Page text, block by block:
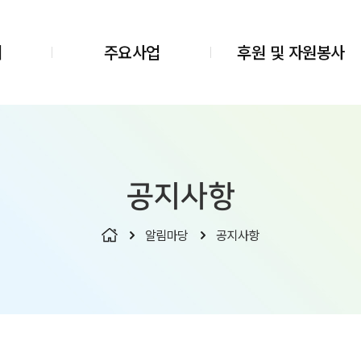
주요사업 후원 및 자원봉사
공지사항
알림마당 공지사항